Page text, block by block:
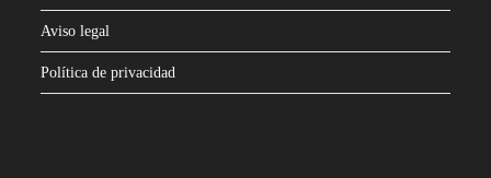
Aviso legal
Política de privacidad